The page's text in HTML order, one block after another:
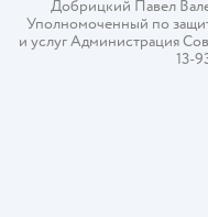
Добрицкий Павел
Уполномоченный по
и услуг Администрация
13-